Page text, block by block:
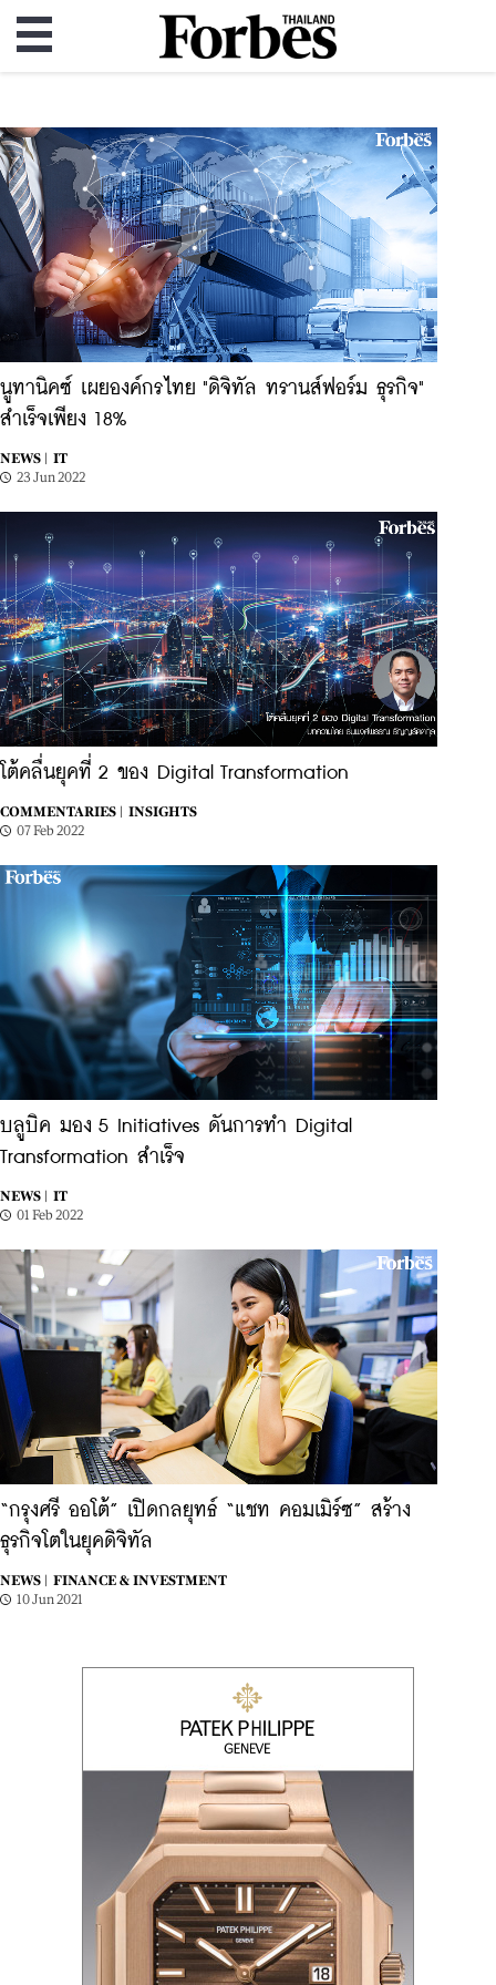
นูทานิคซ์ เผยองค์กรไทย "ดิจิทัล ทรานส์ฟอร์ม ธุรกิจ"
สำเร็จเพียง 18%
NEWS |
IT
23 Jun 2022
โต้คลื่นยุคที่ 2 ของ Digital Transformation
COMMENTARIES |
INSIGHTS
07 Feb 2022
บลูบิค มอง 5 Initiatives ดันการทำ Digital
Transformation สำเร็จ
NEWS |
IT
01 Feb 2022
“กรุงศรี ออโต้” เปิดกลยุทธ์ “แชท คอมเมิร์ซ” สร้าง
ธุรกิจโตในยุคดิจิทัล
NEWS |
FINANCE & INVESTMENT
10 Jun 2021